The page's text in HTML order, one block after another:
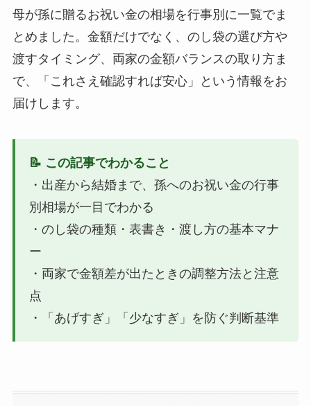
母が孫に贈るお祝い金の相場を行事別に一覧でま
とめました。金額だけでなく、のし袋の選び方や
渡すタイミング、両家の金額バランスの取り方ま
で、「これさえ確認すれば安心」という情報をお
届けします。
📝 この記事でわかること
・出産から結婚まで、孫へのお祝い金の行事
別相場が一目でわかる
・のし袋の種類・表書き・渡し方の基本マナ
ー
・両家で金額差が出たときの調整方法と注意
点
・「あげすぎ」「少なすぎ」を防ぐ判断基準